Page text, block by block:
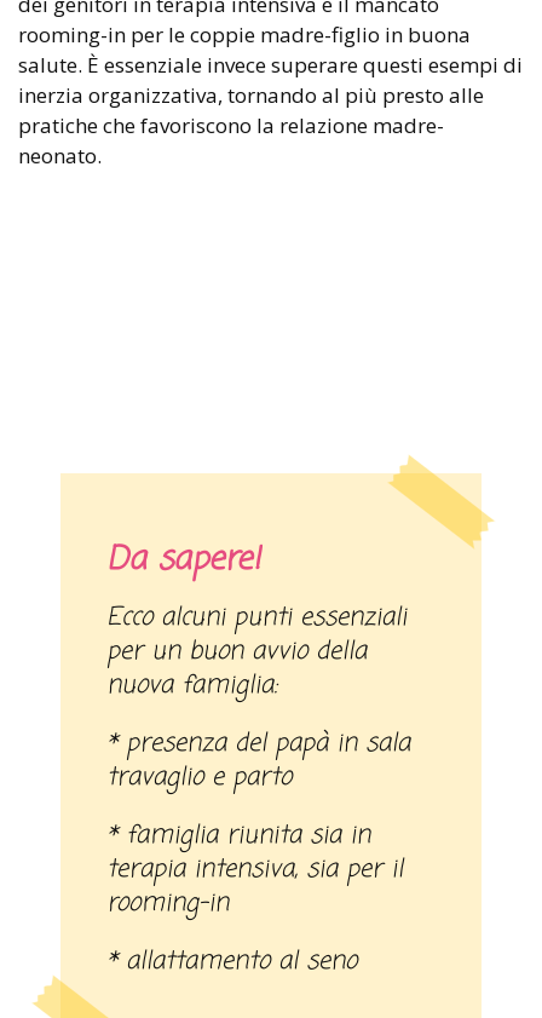
rooming-in per le coppie madre-figlio in buona
salute. È essenziale invece superare questi esempi di
inerzia organizzativa, tornando al più presto alle
pratiche che favoriscono la relazione madre-
neonato.
Da sapere!
Ecco alcuni punti essenziali
per un buon avvio della
nuova famiglia:
* presenza del papà in sala
travaglio e parto
* famiglia riunita sia in
terapia intensiva, sia per il
rooming-in
* allattamento al seno